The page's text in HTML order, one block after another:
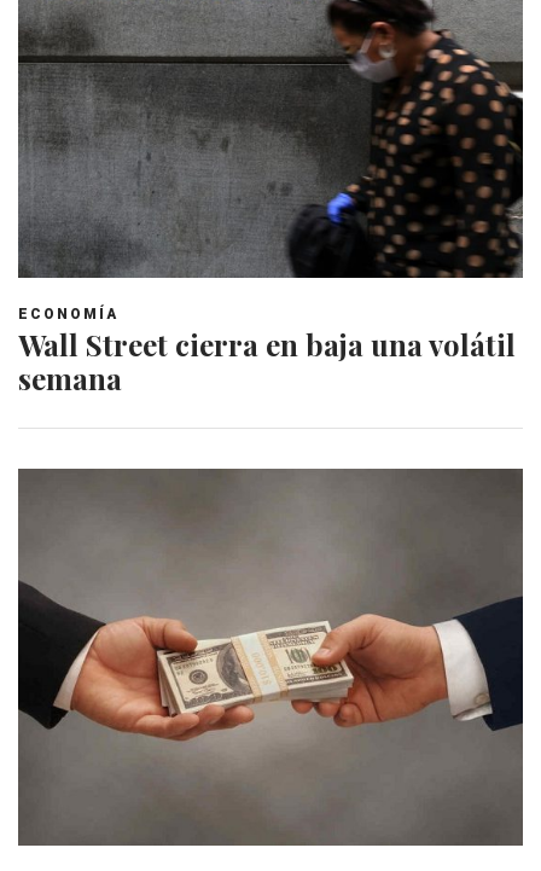
ECONOMÍA
Wall Street cierra en baja una volátil
semana